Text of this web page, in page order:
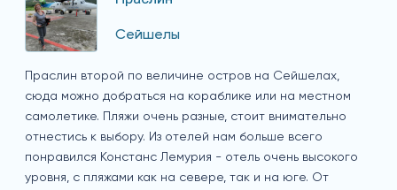
Сейшелы
Праслин второй по величине остров на Сейшелах,
сюда можно добраться на кораблике или на местном
самолетике. Пляжи очень разные, стоит внимательно
отнестись к выбору. Из отелей нам больше всего
понравился Констанс Лемурия - отель очень высокого
уровня, с пляжами как на севере, так и на юге. От